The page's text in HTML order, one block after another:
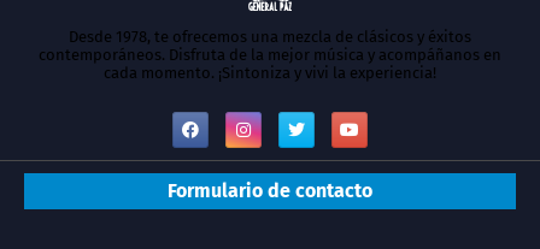
Desde 1978, te ofrecemos una mezcla de clásicos y éxitos
contemporáneos. Disfruta de la mejor música y acompáñanos en
cada momento. ¡Sintoniza y vivi la experiencia!
Formulario de contacto